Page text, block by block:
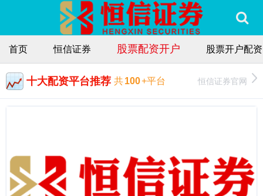
首页 恒信证券 股票配资开户 股票开户配资
十大配资平台推荐 共100+平台 恒信证券官网